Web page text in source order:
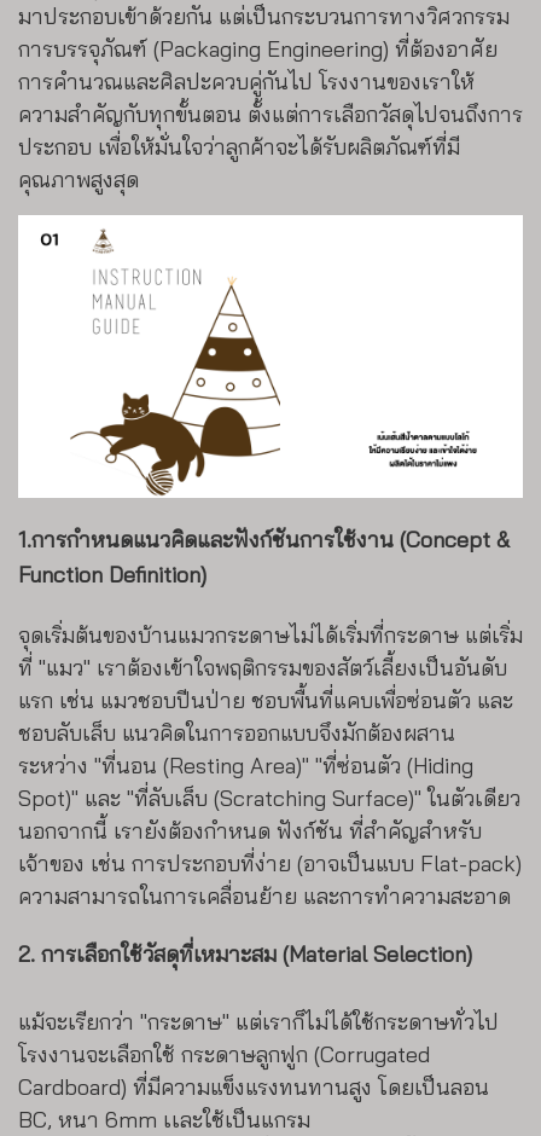
มาประกอบเข้าด้วยกัน แต่เป็นกระบวนการทางวิศวกรรม
การบรรจุภัณฑ์ (Packaging Engineering) ที่ต้องอาศัย
การคำนวณและศิลปะควบคู่กันไป โรงงานของเราให้
ความสำคัญกับทุกขั้นตอน ตั้งแต่การเลือกวัสดุไปจนถึงการ
ประกอบ เพื่อให้มั่นใจว่าลูกค้าจะได้รับผลิตภัณฑ์ที่มี
คุณภาพสูงสุด
1.การกำหนดแนวคิดและฟังก์ชันการใช้งาน (Concept &
Function Definition)
จุดเริ่มต้นของบ้านแมวกระดาษไม่ได้เริ่มที่กระดาษ แต่เริ่ม
ที่ "แมว" เราต้องเข้าใจพฤติกรรมของสัตว์เลี้ยงเป็นอันดับ
แรก เช่น แมวชอบปีนป่าย ชอบพื้นที่แคบเพื่อซ่อนตัว และ
ชอบลับเล็บ แนวคิดในการออกแบบจึงมักต้องผสาน
ระหว่าง "ที่นอน (Resting Area)" "ที่ซ่อนตัว (Hiding
Spot)" และ "ที่ลับเล็บ (Scratching Surface)" ในตัวเดียว
นอกจากนี้ เรายังต้องกำหนด ฟังก์ชัน ที่สำคัญสำหรับ
เจ้าของ เช่น การประกอบที่ง่าย (อาจเป็นแบบ Flat-pack)
ความสามารถในการเคลื่อนย้าย และการทำความสะอาด
2. การเลือกใช้วัสดุที่เหมาะสม (Material Selection)
แม้จะเรียกว่า "กระดาษ" แต่เราก็ไม่ได้ใช้กระดาษทั่วไป
โรงงานจะเลือกใช้ กระดาษลูกฟูก (Corrugated
Cardboard) ที่มีความแข็งแรงทนทานสูง โดยเป็นลอน
BC, หนา 6mm เเละใช้เป็นแกรม